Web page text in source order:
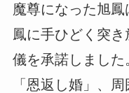
魔尊になった旭
鳳に手ひどく突
儀を承諾しまし
「恩返し婚」、